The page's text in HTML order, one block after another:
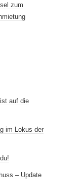
zum
auf die
im Lokus der
– Update